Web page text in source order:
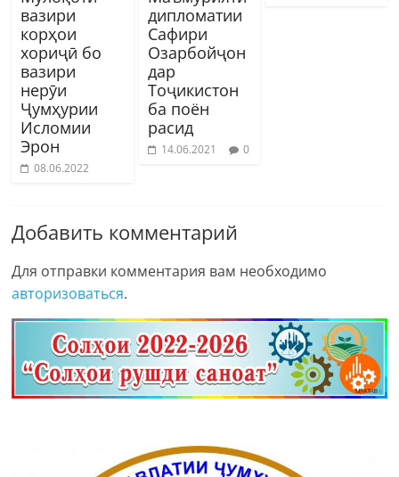
вазири
корҳои
хориҷӣ бо
вазири
нерӯи
Ҷумҳурии
Исломии
Эрон
08.06.2022
дипломатии
Сафири
Озарбойҷон
дар
Тоҷикистон
ба поён
расид
14.06.2021 0
Добавить комментарий
Для отправки комментария вам необходимо
авторизоваться.